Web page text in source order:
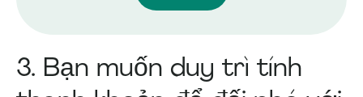
3. Bạn muốn duy trì tính